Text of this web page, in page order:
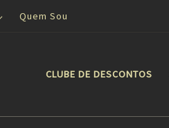
Quem Sou
CLUBE DE DESCONTOS